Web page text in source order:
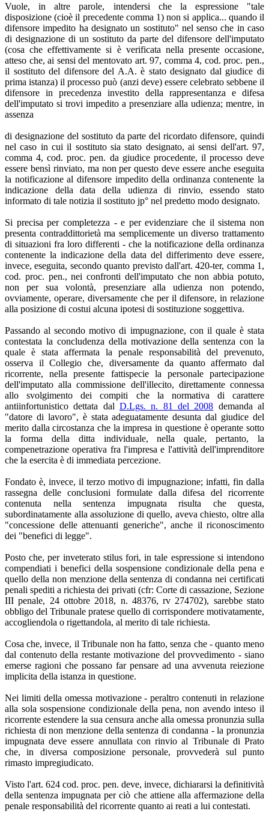
Vuole, in altre parole, intendersi che la espressione "tale
disposizione (cioè il precedente comma 1) non si applica... quando il
difensore impedito ha designato un sostituto" nel senso che in caso
di designazione di un sostituto da parte del difensore dell'imputato
(cosa che effettivamente si è verificata nella presente occasione,
atteso che, ai sensi del mentovato art. 97, comma 4, cod. proc. pen.,
il sostituto del difensore del A.A. è stato designato dal giudice di
prima istanza) il processo può (anzi deve) essere celebrato sebbene il
difensore in precedenza investito della rappresentanza e difesa
dell'imputato si trovi impedito a presenziare alla udienza; mentre, in
assenza
di designazione del sostituto da parte del ricordato difensore, quindi
nel caso in cui il sostituto sia stato designato, ai sensi dell'art. 97,
comma 4, cod. proc. pen. da giudice procedente, il processo deve
essere bensì rinviato, ma non per questo deve essere anche eseguita
la notificazione al difensore impedito della ordinanza contenente la
indicazione della data della udienza di rinvio, essendo stato
informato di tale notizia il sostituto jp° nel predetto modo designato.
Si precisa per completezza - e per evidenziare che il sistema non
presenta contraddittorietà ma semplicemente un diverso trattamento
di situazioni fra loro differenti - che la notificazione della ordinanza
contenente la indicazione della data del differimento deve essere,
invece, eseguita, secondo quanto previsto dall'art. 420-ter, comma 1,
cod. proc. pen., nei confronti dell'imputato che non abbia potuto,
non per sua volontà, presenziare alla udienza non potendo,
ovviamente, operare, diversamente che per il difensore, in relazione
alla posizione di costui alcuna ipotesi di sostituzione soggettiva.
Passando al secondo motivo di impugnazione, con il quale è stata
contestata la concludenza della motivazione della sentenza con la
quale è stata affermata la penale responsabilità del prevenuto,
osserva il Collegio che, diversamente da quanto affermato dal
ricorrente, nella presente fattispecie la personale partecipazione
dell'imputato alla commissione dell'illecito, direttamente connessa
allo svolgimento dei compiti che la normativa di carattere
antiinfortunistico dettata dal D.Lgs. n. 81 del 2008 demanda al
"datore di lavoro", è stata adeguatamente desunta dal giudice del
merito dalla circostanza che la impresa in questione è operante sotto
la forma della ditta individuale, nella quale, pertanto, la
compenetrazione operativa fra l'impresa e l'attività dell'imprenditore
che la esercita è di immediata percezione.
Fondato è, invece, il terzo motivo di impugnazione; infatti, fin dalla
rassegna delle conclusioni formulate dalla difesa del ricorrente
contenuta nella sentenza impugnata risulta che questa,
subordinatamente alla assoluzione di quello, aveva chiesto, oltre alla
"concessione delle attenuanti generiche", anche il riconoscimento
dei "benefici di legge".
Posto che, per inveterato stilus fori, in tale espressione si intendono
compendiati i benefici della sospensione condizionale della pena e
quello della non menzione della sentenza di condanna nei certificati
penali spediti a richiesta dei privati (cfr: Corte di cassazione, Sezione
III penale, 24 ottobre 2018, n. 48376, rv 274702), sarebbe stato
obbligo del Tribunale pratese quello di corrispondere motivatamente,
accogliendola o rigettandola, al merito di tale richiesta.
Cosa che, invece, il Tribunale non ha fatto, senza che - quanto meno
dal contenuto della restante motivazione del provvedimento - siano
emerse ragioni che possano far pensare ad una avvenuta reiezione
implicita della istanza in questione.
Nei limiti della omessa motivazione - peraltro contenuti in relazione
alla sola sospensione condizionale della pena, non avendo inteso il
ricorrente estendere la sua censura anche alla omessa pronunzia sulla
richiesta di non menzione della sentenza di condanna - la pronunzia
impugnata deve essere annullata con rinvio al Tribunale di Prato
che, in diversa composizione personale, provvederà sul punto
rimasto impregiudicato.
Visto l'art. 624 cod. proc. pen. deve, invece, dichiararsi la definitività
della sentenza impugnata per ciò che attiene alla affermazione della
penale responsabilità del ricorrente quanto ai reati a lui contestati.